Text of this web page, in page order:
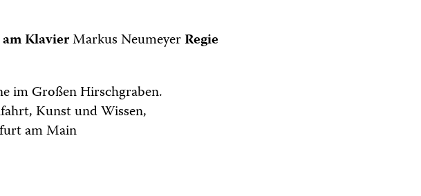
KlavierMarkus NeumeyerRegie
im Großen Hirschgraben.
Kunst und Wissen,
am Main